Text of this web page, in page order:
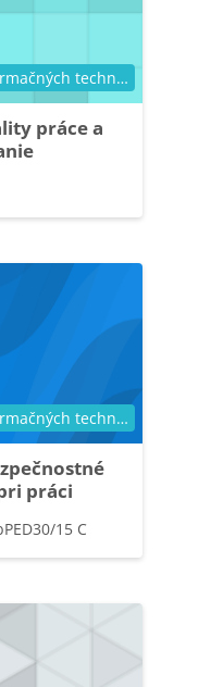
práce a
Katedra techniky a informačných technológií
práci
Katedra techniky a informačných technológií
15 C